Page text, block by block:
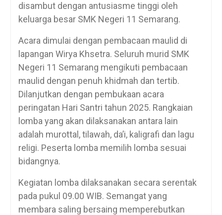
disambut dengan antusiasme tinggi oleh
keluarga besar SMK Negeri 11 Semarang.
Acara dimulai dengan pembacaan maulid di
lapangan Wirya Khsetra. Seluruh murid SMK
Negeri 11 Semarang mengikuti pembacaan
maulid dengan penuh khidmah dan tertib.
Dilanjutkan dengan pembukaan acara
peringatan Hari Santri tahun 2025. Rangkaian
lomba yang akan dilaksanakan antara lain
adalah murottal, tilawah, da’i, kaligrafi dan lagu
religi. Peserta lomba memilih lomba sesuai
bidangnya.
Kegiatan lomba dilaksanakan secara serentak
pada pukul 09.00 WIB. Semangat yang
membara saling bersaing memperebutkan